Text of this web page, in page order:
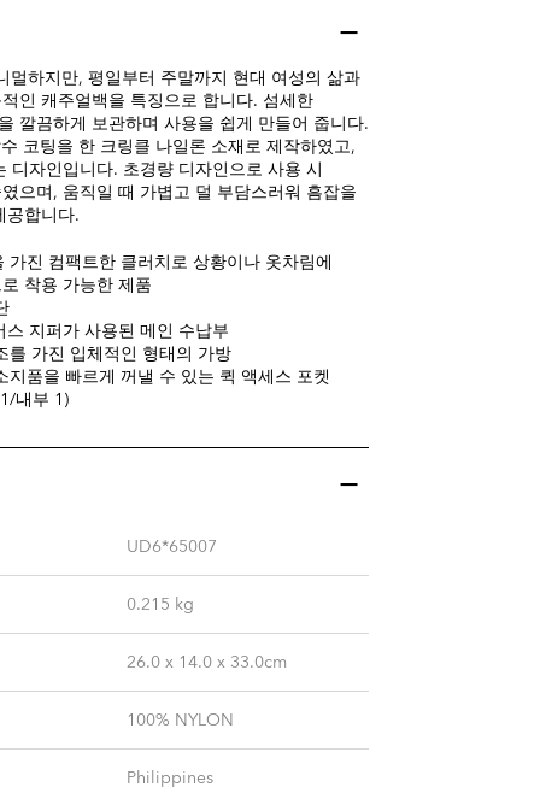
멀하지만, 평일부터 주말까지 현대 여성의 삶과
인 캐주얼백을 특징으로 합니다. 섬세한
깔끔하게 보관하며 사용을 쉽게 만들어 줍니다.
코팅을 한 크링클 나일론 소재로 제작하였고,
디자인입니다. 초경량 디자인으로 사용 시
으며, 움직일 때 가볍고 덜 부담스러워 흠잡을
공합니다.
가진 컴팩트한 클러치로 상황이나 옷차림에
착용 가능한 제품
스 지퍼가 사용된 메인 수납부
를 가진 입체적인 형태의 가방
지품을 빠르게 꺼낼 수 있는 퀵 액세스 포켓
내부 1)
UD6*65007
0.215 kg
26.0 x 14.0 x 33.0cm
100% NYLON
Philippines